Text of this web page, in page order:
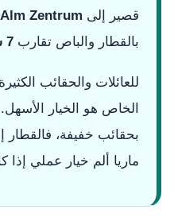
قصير إلى Zentrum
بالقطار والباص تقارب 7 ساعات و5 دقائق
للعائلات والحقائب
الخاص هو الخيار
بحقائب خفيفة، فالقطار
ماريا ألم خيار عملي